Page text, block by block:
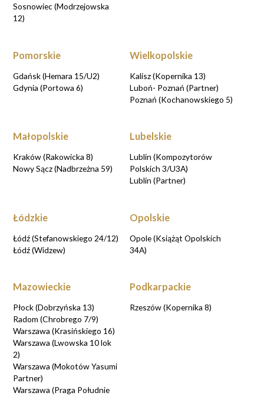
Sosnowiec (Modrzejowska
12)
Pomorskie
Gdańsk (Hemara 15/U2)
Gdynia (Portowa 6)
Wielkopolskie
Kalisz (Kopernika 13)
Luboń- Poznań (Partner)
Poznań (Kochanowskiego 5)
Małopolskie
Kraków (Rakowicka 8)
Nowy Sącz (Nadbrzeżna 59)
Lubelskie
Lublin (Kompozytorów
Polskich 3/U3A)
Lublin (Partner)
Łódzkie
Łódź (Stefanowskiego 24/12)
Łódź (Widzew)
Opolskie
Opole (Książąt Opolskich
34A)
Mazowieckie
Płock (Dobrzyńska 13)
Radom (Chrobrego 7/9)
Warszawa (Krasińskiego 16)
Warszawa (Lwowska 10 lok
2)
Warszawa (Mokotów Yasumi
Partner)
Warszawa (Praga Południe
Podkarpackie
Rzeszów (Kopernika 8)